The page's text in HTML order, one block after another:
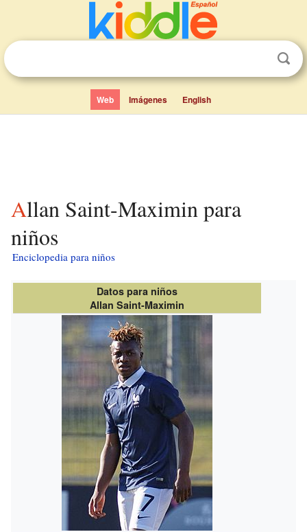
Web Imágenes English
Allan Saint-Maximin para
niños
Enciclopedia para niños
Datos para niños
Allan Saint-Maximin